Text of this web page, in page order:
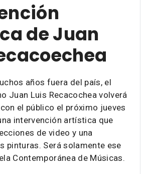
de Juan
años fuera del país, el
Juan Luis Recacochea volverá
el público el próximo jueves
intervención artística que
de video y una
pinturas. Será solamente ese
Contemporánea de Músicas.